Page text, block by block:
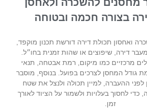
בצורה חכמה ובטוחה
ואחסון תכולת דירה דורשת תכנון מוקפד,
דירה, שיפוצים או שהות זמנית בחו״ל.
מרכזיים כמו מיקום, רמת אבטחה, תנאי
גודל המחסן לצרכים בפועל. בנוסף, מוסבר
לפני ההעברה, למיין תכולה ולנצל את שטח
כדי לחסוך בעלויות ולשמור על הציוד לאורך
זמן.